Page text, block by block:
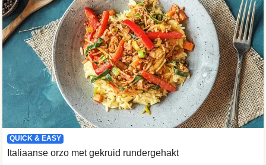
QUICK & EASY
Italiaanse orzo met gekruid rundergehakt